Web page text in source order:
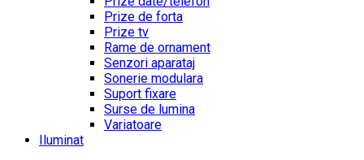
Prize de forta
Prize tv
Rame de ornament
Senzori aparataj
Sonerie modulara
Suport fixare
Surse de lumina
Variatoare
Iluminat